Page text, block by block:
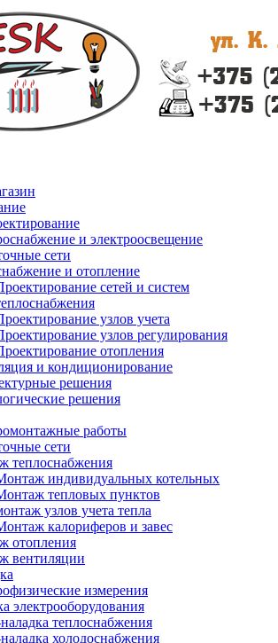
и электроосвещение
сети
и отопление
сетей и систем
узлов учета
узлов регулирования
отопления
и кондиционирование
решения
решения
работы
сети
теплоснабжения
индивидуальных котельных
тепловых пунктов
узлов учета тепла
калориферов и завес
отопления
вентиляции
измерения
электрооборудования
теплоснабжения
холодоснабжения